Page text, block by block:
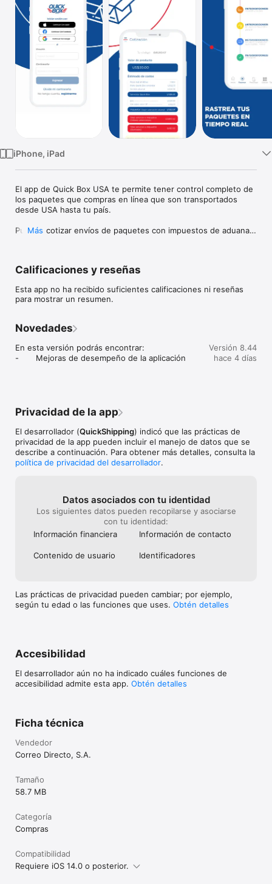
TV
iPhone, iPad
El app de Quick Box USA te permite tener control completo de
los paquetes que compras en línea que son transportados
desde USA hasta tu país.
Puedes cotizar envíos de paquetes con impuestos de aduanas
agencias y confirmar envíos a tu domicilio.
La App Quick Box USA te permite tener control completo de tu
perfil, preferencias de envíos a domicilio, formas de pago
El control de tu PO Box en la palma de tu mano ¡Felices
Compras!
Más
Calificaciones y reseñas
Esta app no ha recibido suficientes calificaciones ni reseñas
para mostrar un resumen.
Novedades
En esta versión podrás encontrar:
-       Mejoras de desempeño de la aplicación
Versión 8.44
hace 4 días
Privacidad de la app
El desarrollador (QuickShipping) indicó que las prácticas de
privacidad de la app pueden incluir el manejo de datos que se
describe a continuación. Para obtener más detalles, consulta la
política de privacidad del desarrollador.
Datos asociados con tu identidad
Los siguientes datos pueden recopilarse y asociarse
con tu identidad:
Información financiera
Información de contacto
Contenido de usuario Identificado­res
Las prácticas de privacidad pueden cambiar; por ejemplo,
según tu edad o las funciones que uses. Obtén detalles
Accesibilidad
El desarrollador aún no ha indicado cuáles funciones de
accesibilidad admite esta app. Obtén detalles
Ficha técnica
Vendedor
Correo Directo, S.A.
Tamaño
58.7 MB
Categoría
Compras
Compatibilidad
Requiere iOS 14.0 o posterior.